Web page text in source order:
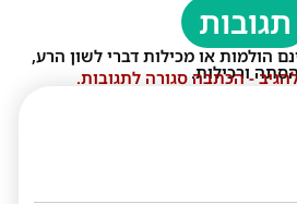
תגובות
הולמות או מכילות דברי לשון הרע,
ורכילות.
- הכתבה סגורה לתגובות.